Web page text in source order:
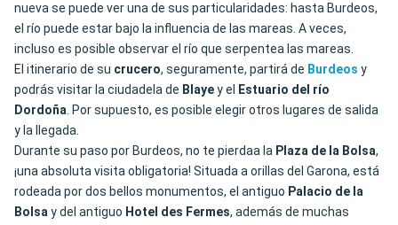
nueva se puede ver una de sus particularidades: hasta Burdeos,
el río puede estar bajo la influencia de las mareas. A veces,
incluso es posible observar el río que serpentea las mareas.
El itinerario de su crucero, seguramente, partirá de Burdeos y
podrás visitar la ciudadela de Blayey el
Estuario del río
Dordoña. Por supuesto, es posible elegir otros lugares de salida
y la llegada.
Durante su paso por Burdeos, no te pierdaa la Plaza de la Bolsa,
¡una absoluta visita obligatoria! Situada a orillas del Garona, está
rodeada por dos bellos monumentos, el antiguo Palacio de la
Bolsay del antiguo Hotel des Fermes, además de muchas